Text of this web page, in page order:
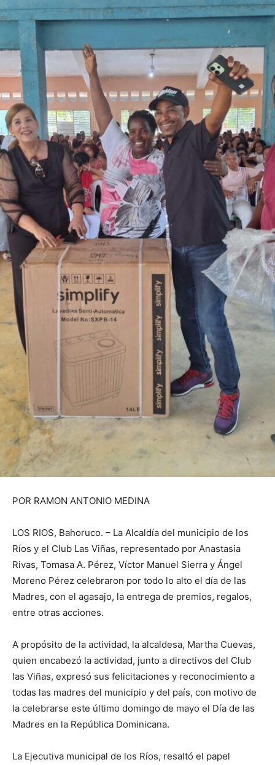
POR RAMON ANTONIO MEDINA
LOS RIOS, Bahoruco. – La Alcaldía del municipio de los
Ríos y el Club Las Viñas, representado por Anastasia
Rivas, Tomasa A. Pérez, Víctor Manuel Sierra y Ángel
Moreno Pérez celebraron por todo lo alto el día de las
Madres, con el agasajo, la entrega de premios, regalos,
entre otras acciones.
A propósito de la actividad, la alcaldesa, Martha Cuevas,
quien encabezó la actividad, junto a directivos del Club
las Viñas, expresó sus felicitaciones y reconocimiento a
todas las madres del municipio y del país, con motivo de
la celebrarse este último domingo de mayo el Día de las
Madres en la República Dominicana.
La Ejecutiva municipal de los Ríos, resaltó el papel